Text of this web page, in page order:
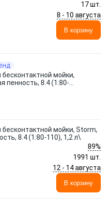
17 шт.
8 - 10 августа
В корзину
мойки,
пенность, 8.4 (1:80-
мойки, Storm,
8.4 (1:80-110), 1,2 л\
89%
1991 шт.
12 - 14 августа
В корзину